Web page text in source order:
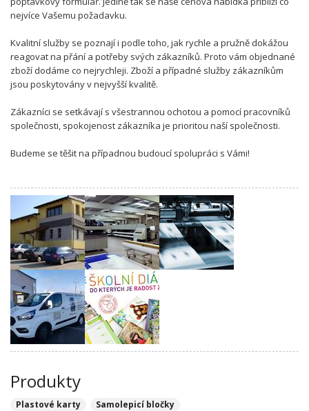
nejvíce Vašemu požadavku.
Kvalitní služby se poznají i podle toho, jak rychle a pružně dokážou
reagovat na přání a potřeby svých zákazníků. Proto vám objednané
zboží dodáme co nejrychleji. Zboží a případné služby zákazníkům
jsou poskytovány v nejvyšší kvalitě.
Zákazníci se setkávají s všestrannou ochotou a pomocí pracovníků
společnosti, spokojenost zákazníka je prioritou naší společnosti.
Budeme se těšit na případnou budoucí spolupráci s Vámi!
Produkty
Plastové karty
Samolepicí bločky